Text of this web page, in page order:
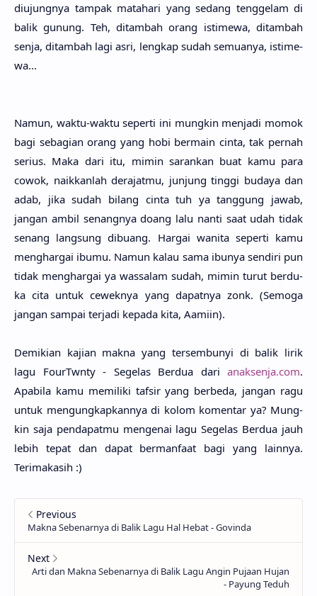
diujung­nya tam­pak mataha­ri yang sedang tengge­lam di
balik gunung. Teh, ditam­bah orang istime­wa, ditam­bah
senja, ditam­bah lagi asri, leng­kap sudah semua­nya, istime­
wa...
Namun, waktu-waktu seper­ti ini mung­kin menja­di momok
bagi sebagi­an orang yang hobi ber­main cinta, tak per­nah
seri­us. Maka dari itu, mimin saran­kan buat kamu para
cowok, naikkan­lah derajat­mu, jun­jung ting­gi buda­ya dan
adab, jika sudah bilang cinta tuh ya tang­gung jawab,
jangan ambil senang­nya doang lalu nanti saat udah tidak
senang lang­sung dibu­ang. Har­gai wani­ta seper­ti kamu
menghar­gai ibumu. Namun kalau sama ibu­nya sendi­ri pun
tidak menghar­gai ya wassa­lam sudah, mimin turut berdu­
ka cita untuk cewek­nya yang dapat­nya zonk. (Semo­ga
jangan sam­pai terja­di kepa­da kita, Aami­in).
Demiki­an kaji­an makna yang tersembu­nyi di balik lirik
lagu FourTwnty - Sege­las Ber­dua dari anaksenja.com.
Apabi­la kamu memili­ki taf­sir yang berbe­da, jangan ragu
untuk mengungkapkan­nya di kolom komen­tar ya? Mung­
kin saja pendapat­mu menge­nai lagu Sege­las Ber­dua jauh
lebih tepat dan dapat bermanfa­at bagi yang lain­nya.
Terimaka­sih :)